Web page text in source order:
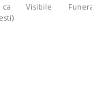
ca
Visibile